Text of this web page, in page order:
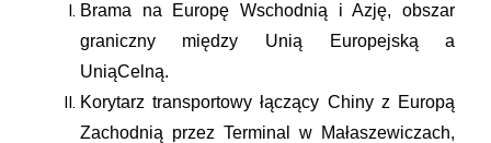
Brama na Europę Wschodnią i Azję, obszar
graniczny między Unią Europejską a
UniąCelną.
Korytarz transportowy łączący Chiny z Europą
Zachodnią przez Terminal w Małaszewiczach,